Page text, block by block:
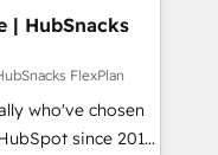
🏆2019
🏆2019
Award 🏆
Award 🏆2017
🏆2016
| HubSnacks
FlexPlan
who've chosen
since 2014